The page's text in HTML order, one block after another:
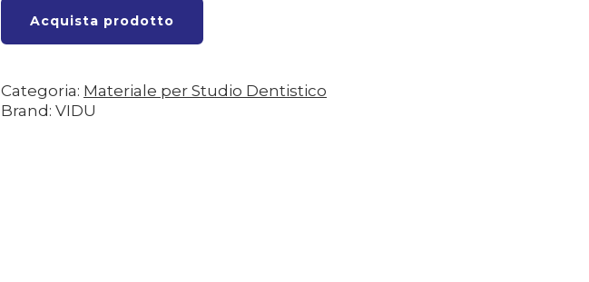
Acquista prodotto
Categoria: Materiale per Studio Dentistico
Brand: VIDU